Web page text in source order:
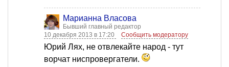
Марианна Власова
Бывший главный редактор
10 декабря 2013 в 17:20
Сообщить модератору
Юрий Лях, не отвлекайте народ - тут
ворчат ниспровергатели.